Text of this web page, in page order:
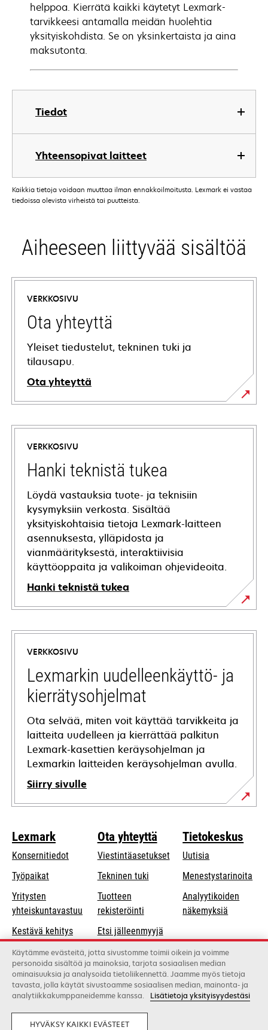
Tiedot
Yhteensopivat laitteet
helppoa. Kierrätä kaikki käytetyt Lexmark-
tarvikkeesi antamalla meidän huolehtia
yksityiskohdista. Se on yksinkertaista ja aina
maksutonta.
Kaikkia tietoja voidaan muuttaa ilman ennakkoilmoitusta. Lexmark ei vastaa
tiedoissa olevista virheistä tai puutteista.
Aiheeseen liittyvää sisältöä
VERKKOSIVU
Ota yhteyttä
Yleiset tiedustelut, tekninen tuki ja
tilausapu.
Ota yhteyttä
VERKKOSIVU
Hanki teknistä tukea
Löydä vastauksia tuote- ja teknisiin
kysymyksiin verkosta. Sisältää
yksityiskohtaisia tietoja Lexmark-laitteen
asennuksesta, ylläpidosta ja
vianmäärityksestä, interaktiivisia
käyttöoppaita ja valikoiman ohjevideoita.
Hanki teknistä tukea
opens
in
new
tab
VERKKOSIVU
Lexmarkin uudelleenkäyttö- ja
kierrätysohjelmat
Ota selvää, miten voit käyttää tarvikkeita ja
laitteita uudelleen ja kierrättää palkitun
Lexmark-kasettien keräysohjelman ja
Lexmarkin laitteiden keräysohjelman avulla.
Siirry sivulle
Lexmark
Konsernitiedot
Työpaikat
Yritysten
yhteiskuntavastuu opens
a
new
tab
Kestävä kehitys
Lexmarkin
kumppanit
Ota yhteyttä
Viestintäasetukset
Tekninen tukiopens
tab
Tuotteen
rekisteröinti
Etsi jälleenmyyjä
Luettelo
tukkukauppiaista
Tietokeskus
Uutisia
Menestystarinoita
Analyytikoiden
näkemyksiä
Lexmark International, Inc., Xeroxin yritys
©2026 Kaikki oikeudet pidätetään.
Laillinen Yksityisyys
Käytämme evästeitä, jotta sivustomme toimii oikein ja voimme
personoida sisältöä ja mainoksia, tarjota sosiaalisen median
ominaisuuksia ja analysoida tietoliikennettä. Jaamme myös tietoja
tavasta, jolla käytät sivustoamme sosiaalisen median, mainonta- ja
analytiikkakumppaneidemme kanssa.
Lisätietoja yksityisyydestäsi
HYVÄKSY KAIKKI EVÄSTEET